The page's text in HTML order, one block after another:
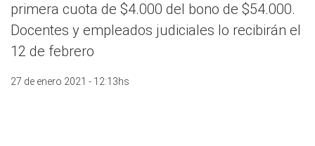
primera cuota de $4.000 del bono de $54.000.
Docentes y empleados judiciales lo recibirán el
12 de febrero
27 de enero 2021 - 12:13hs